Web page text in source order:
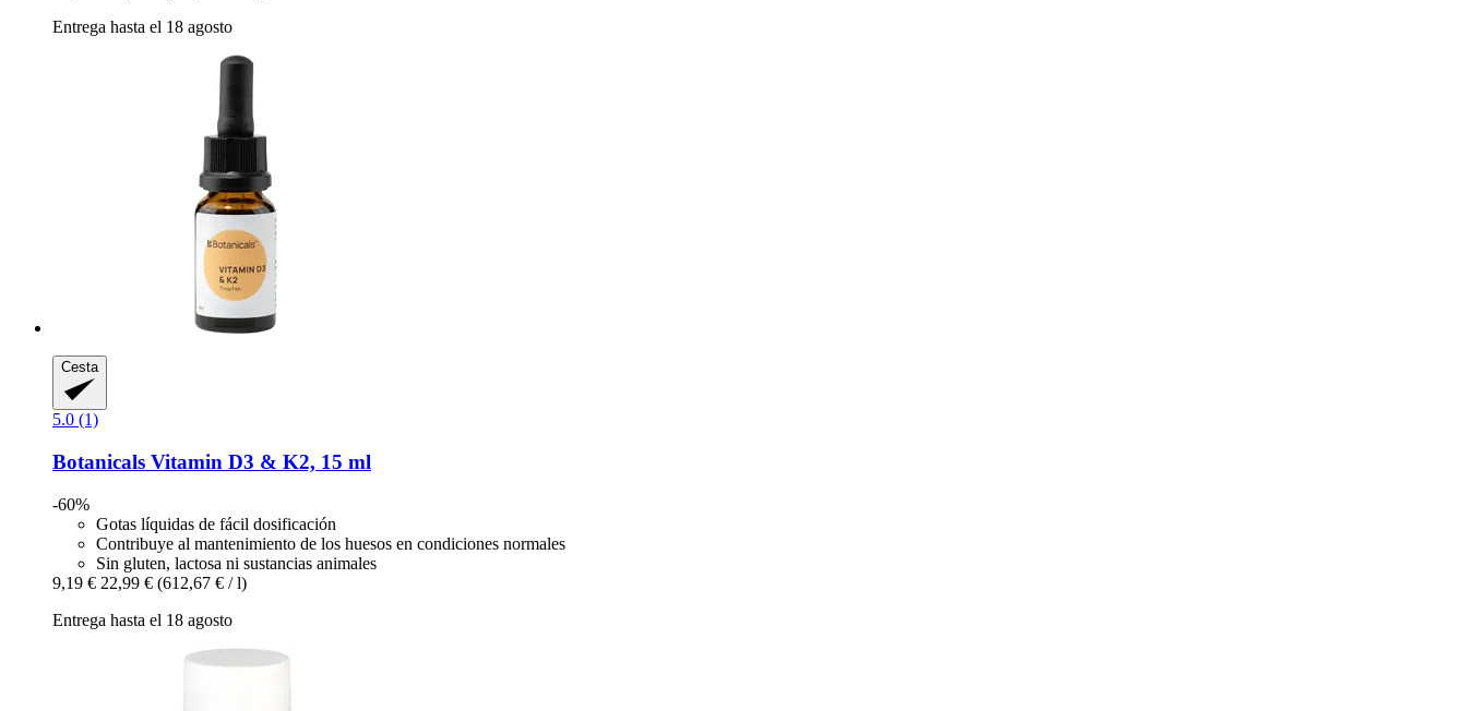
Entrega hasta el 18 agosto
Cesta
5.0 (1)
Botanicals Vitamin D3 & K2, 15 ml
-60%
Gotas líquidas de fácil dosificación
Contribuye al mantenimiento de los huesos en condiciones normales
Sin gluten, lactosa ni sustancias animales
9,19 € 22,99 € (612,67 € / l)
Entrega hasta el 18 agosto